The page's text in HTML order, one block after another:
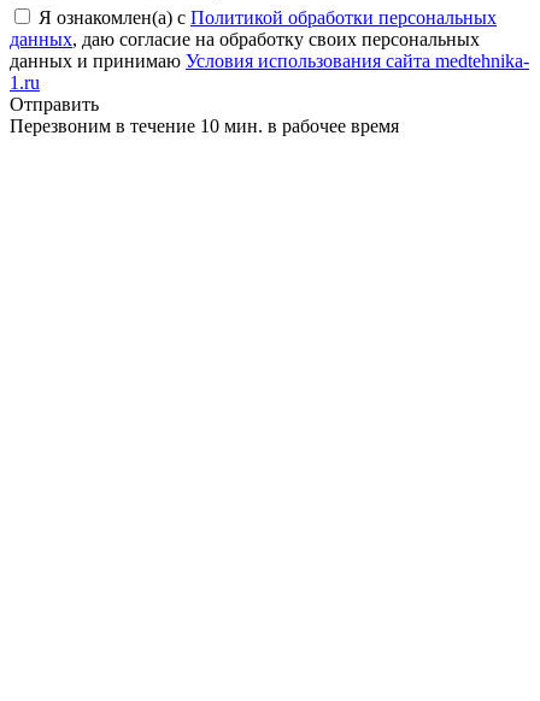
Я ознакомлен(а) с Политикой обработки персональных
данных, даю согласие на обработку своих персональных
данных и принимаю Условия использования сайта medtehnika-
1.ru
Отправить
Перезвоним в течение 10 мин. в рабочее время